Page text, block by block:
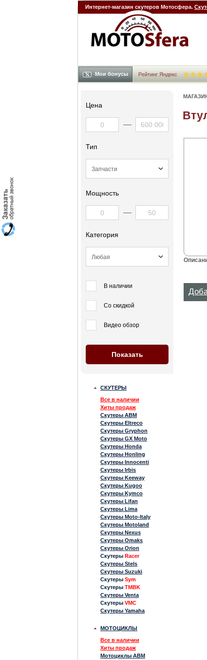
Интернет-магазин скутеров Мотосфера.
Мои бонусы Рейтинг Яндекс
Цена
Тип
Мощность
Категория
В наличии
Со скидкой
Видео обзор
СКУТЕРЫ
Все в наличии
Хиты продаж
Скутеры ABM
Скутеры Eltreco
Скутеры Gryphon
Скутеры GX Moto
Скутеры Honda
Скутеры Honling
Скутеры Innocenti
Скутеры Irbis
Скутеры Keeway
Скутеры Kugoo
Скутеры Kymco
Скутеры Lifan
Скутеры Lima
Скутеры Moto-Italy
Скутеры Motoland
Скутеры Nexus
Скутеры Omaks
Скутеры Orion
Скутеры Racer
Скутеры Stels
Скутеры Suzuki
Скутеры Sym
Скутеры TMBK
Скутеры Venta
Скутеры VMC
Скутеры Yamaha
МОТОЦИКЛЫ
Все в наличии
Хиты продаж
Мотоциклы ABM